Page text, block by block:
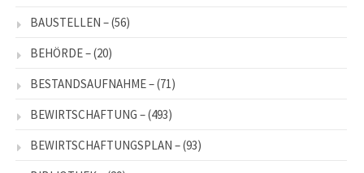
BAUSTELLEN –(56)
BEHÖRDE –(20)
BESTANDSAUFNAHME –(71)
BEWIRTSCHAFTUNG –(493)
BEWIRTSCHAFTUNGSPLAN –(93)